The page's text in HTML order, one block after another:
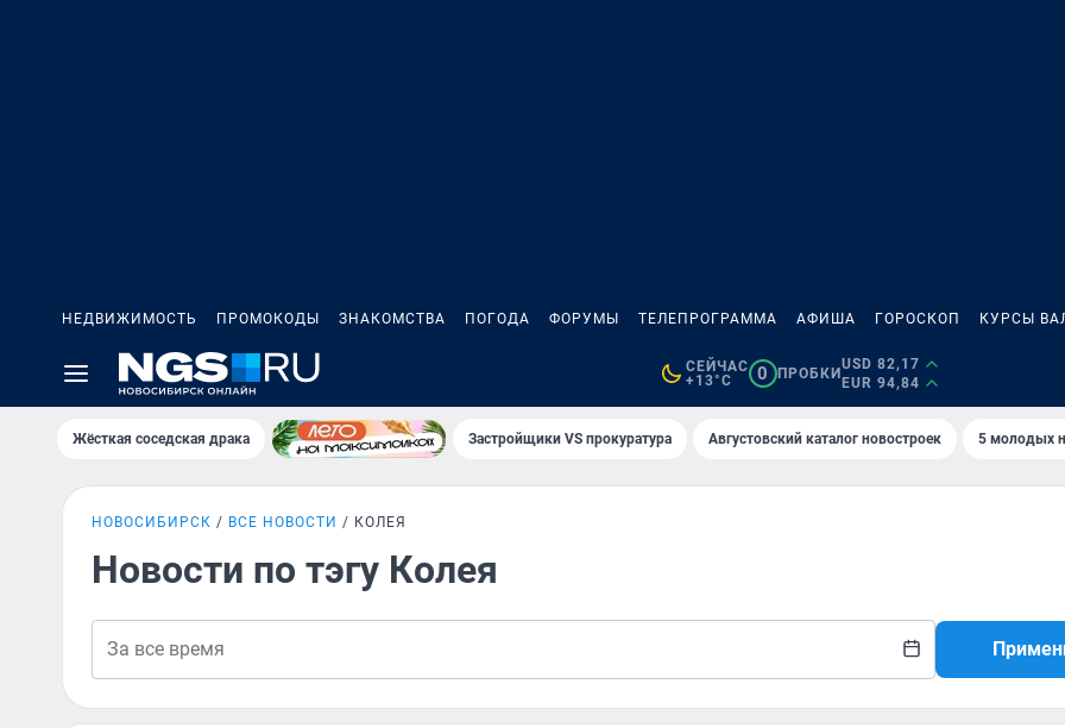
НЕДВИЖИМОСТЬ ПРОМОКОДЫ ЗНАКОМСТВА ПОГОДА ФОРУМЫ ТЕЛЕПРОГРАММА АФИША ГОРОСКОП КУРСЫ
СЕЙЧАС
+13°C
0 ПРОБКИ
USD 82,17
EUR 94,84
Жёсткая соседская драка Застройщики VS прокуратура Августовский каталог новостроек 5 молодых
НОВОСИБИРСК ВСЕ НОВОСТИ КОЛЕЯ
Новости по тэгу Колея